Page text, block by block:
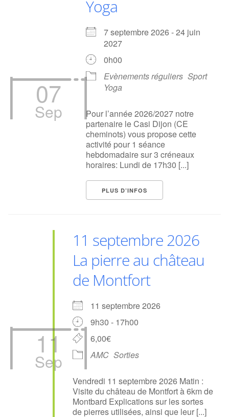
07
Sep
Yoga
7 septembre 2026 - 24 juin
2027
0h00
Evènements réguliers Sport
Yoga
Pour l’année 2026/2027 notre
partenaire le Casi Dijon (CE
cheminots) vous propose cette
activité pour 1 séance
hebdomadaire sur 3 créneaux
horaires: Lundi de 17h30 [...]
PLUS D’INFOS
11
Sep
11 septembre 2026
La pierre au château
de Montfort
11 septembre 2026
9h30 - 17h00
6,00€
AMC Sorties
Vendredi 11 septembre 2026 Matin :
Visite du château de Montfort à 6km de
Montbard Explications sur les sortes
de pierres utilisées, ainsi que leur [...]